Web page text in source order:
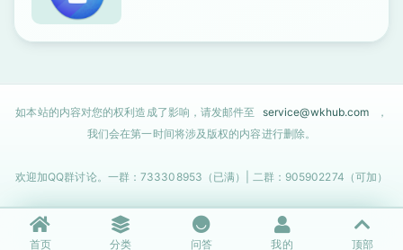
如本站的内容对您的权利造成了影响，请发邮件至 service@wkhub.com
，
我们会在第一时间将涉及版权的内容进行删除。
欢迎加QQ群讨论。一群：733308953（已满）| 二群：905902274（可加）
首页 分类 问答 我的 顶部